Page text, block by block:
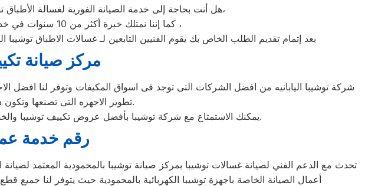
هل أنت بحاجة إلى خدمة الصيانة الفورية لغسالة الأطباق توشيبا المحمودية لديك؟ نحن نمنحك خدمة الصيانة الفورية التي ترغب بها،
كما إننا نمتلك خبرة أكثر من 10 سنوات في خدمات إصلاحات كافة أنواع غسالات الأطباق توشيبا المحمودية ،
بعد إتمام تقديم الطلب الخاص بك يقوم الفنيين التابعين لـ غسالات الاطباق
مركز صيانة
تطوير الاجهزه التى تصنعها وتكون دقيقه ومتميزه لكى حتى تظل رقم 1 في السوق.
يمكنك الاستمتاع مع شركة توشيبا بأفضل عروض تكييف توشيبا والخصومات الدائمة على كافة الموديلات من تكييف 1.5 حصان و2.25حصان و3حصان.
رقم خدمة
تحدث مع الدعم الفني لصيانة غسالات توشيبا بمركز صيانة توشيبا بالمحمودية المعتمد
أعمال الصيانة الخاصة باجهزة توشيبا الكهربائية بالمحمودية حيث يتوفر لنا جميع